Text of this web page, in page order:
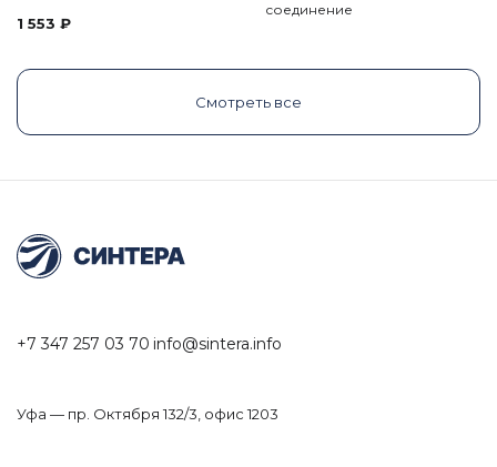
1 553 ₽
соединение
Смотреть все
+7 347 257 03 70 info@sintera.info
Уфа — пр. Октября 132/3, офис 1203